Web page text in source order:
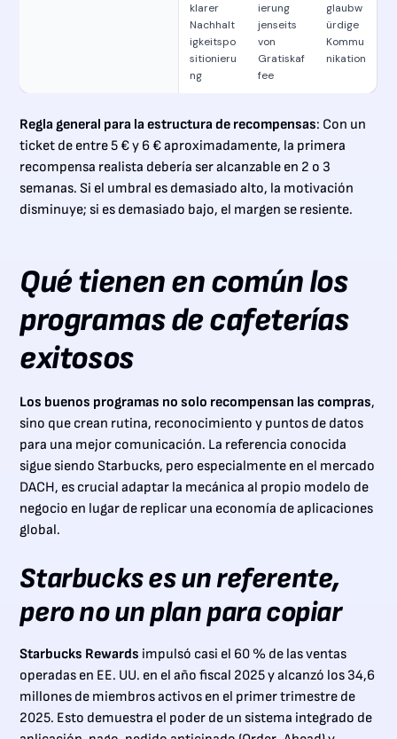
klarer
Nachhalt
igkeitspo
sitionieru
ng
ierung
jenseits
von
Gratiskaf
fee
glaubw
ürdige
Kommu
nikation
Regla general para la estructura de recompensas: Con un
ticket de entre 5 € y 6 € aproximadamente, la primera
recompensa realista debería ser alcanzable en 2 o 3
semanas. Si el umbral es demasiado alto, la motivación
disminuye; si es demasiado bajo, el margen se resiente.
Qué tienen en común los
programas de cafeterías
exitosos
Los buenos programas no solo recompensan las compras,
sino que crean rutina, reconocimiento y puntos de datos
para una mejor comunicación. La referencia conocida
sigue siendo Starbucks, pero especialmente en el mercado
DACH, es crucial adaptar la mecánica al propio modelo de
negocio en lugar de replicar una economía de aplicaciones
global.
Starbucks es un referente,
pero no un plan para copiar
Starbucks Rewards impulsó casi el 60 % de las ventas
operadas en EE. UU. en el año fiscal 2025 y alcanzó los 34,6
millones de miembros activos en el primer trimestre de
2025. Esto demuestra el poder de un sistema integrado de